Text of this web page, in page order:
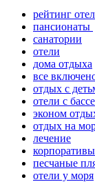
рейтинг
пансионаты
санатории
отели
дома отдыха
все
отдых с
отели с
эконом
отдых на
лечение
корпоративы
песчаные
отели у моря